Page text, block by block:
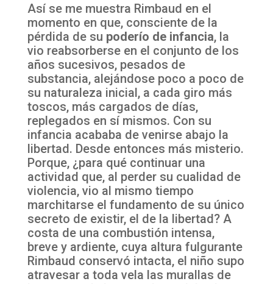
Así se me muestra Rimbaud en el
momento en que, consciente de la
pérdida de su poderío de infancia, la
vio reabsorberse en el conjunto de los
años sucesivos, pesados de
substancia, alejándose poco a poco de
su naturaleza inicial, a cada giro más
toscos, más cargados de días,
replegados en sí mismos. Con su
infancia acababa de venirse abajo la
libertad. Desde entonces más misterio.
Porque, ¿para qué continuar una
actividad que, al perder su cualidad de
violencia, vio al mismo tiempo
marchitarse el fundamento de su único
secreto de existir, el de la libertad? A
costa de una combustión intensa,
breve y ardiente, cuya altura fulgurante
Rimbaud conservó intacta, el niño supo
atravesar a toda vela las murallas de